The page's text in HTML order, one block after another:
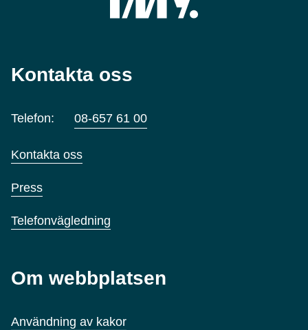
Kontakta oss
Telefon: 08-657 61 00
Kontakta oss
Press
Telefonvägledning
Om webbplatsen
Användning av kakor